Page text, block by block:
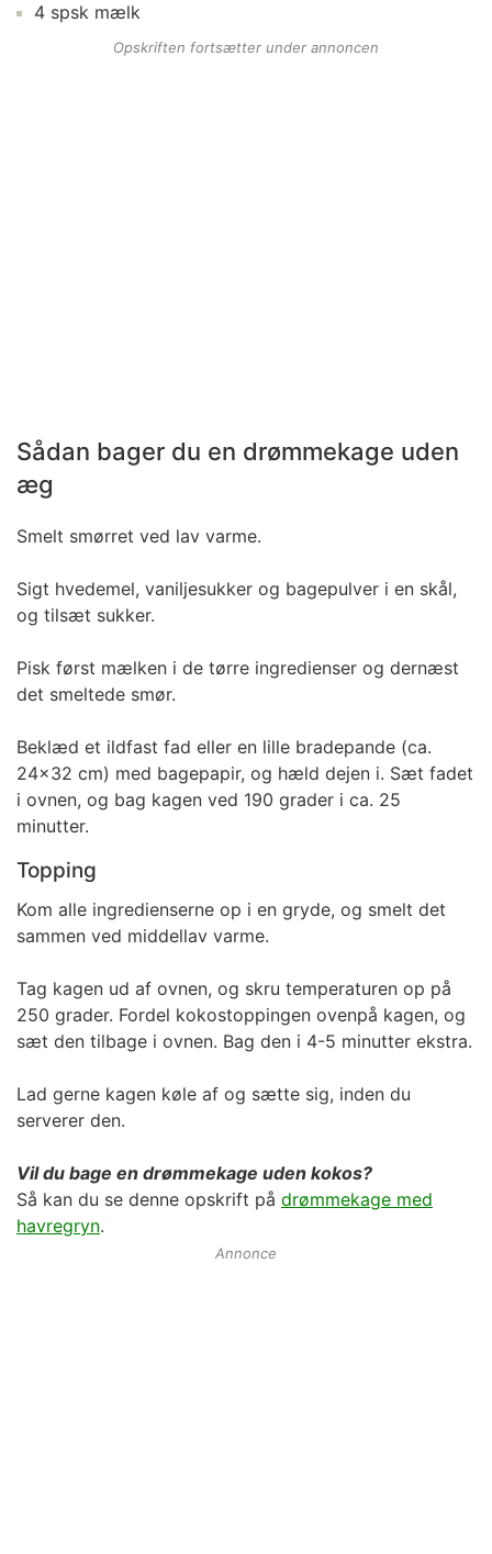
4 spsk mælk
Opskriften fortsætter under annoncen
Sådan bager du en drømmekage uden
æg
Smelt smørret ved lav varme.
Sigt hvedemel, vaniljesukker og bagepulver i en skål,
og tilsæt sukker.
Pisk først mælken i de tørre ingredienser og dernæst
det smeltede smør.
Beklæd et ildfast fad eller en lille bradepande (ca.
24x32 cm) med bagepapir, og hæld dejen i. Sæt fadet
i ovnen, og bag kagen ved 190 grader i ca. 25
minutter.
Topping
Kom alle ingredienserne op i en gryde, og smelt det
sammen ved middellav varme.
Tag kagen ud af ovnen, og skru temperaturen op på
250 grader. Fordel kokostoppingen ovenpå kagen, og
sæt den tilbage i ovnen. Bag den i 4-5 minutter ekstra.
Lad gerne kagen køle af og sætte sig, inden du
serverer den.
Vil du bage en drømmekage uden kokos?
Så kan du se denne opskrift på drømmekage med
havregryn.
Annonce